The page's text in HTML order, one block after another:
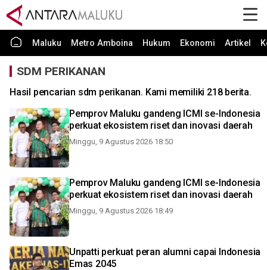
Maluku Metro Amboina Hukum Ekonomi Artikel
SDM PERIKANAN
Hasil pencarian sdm perikanan. Kami memiliki 218 berita.
Pemprov Maluku gandeng ICMI se-Indonesia
perkuat ekosistem riset dan inovasi daerah
Minggu, 9 Agustus 2026 18:50
Pemprov Maluku gandeng ICMI se-Indonesia
perkuat ekosistem riset dan inovasi daerah
Minggu, 9 Agustus 2026 18:49
Unpatti perkuat peran alumni capai Indonesia
Emas 2045